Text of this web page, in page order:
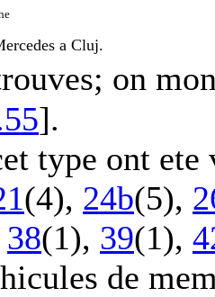
a Cluj.
on
].
type ont
(4), 24b(5),
38(1), 39(1),
de